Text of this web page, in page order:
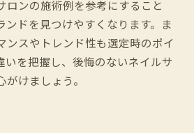
ロンの施術例を参考にすること
ンドを見つけやすくなります。ま
ンスやトレンド性も選定時のポイ
いを把握し、後悔のないネイルサ
けましょう。